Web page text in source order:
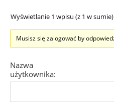
Wyświetlanie 1 wpisu (z 1 w sumie)
Musisz się zalogować by
Nazwa
użytkownika: